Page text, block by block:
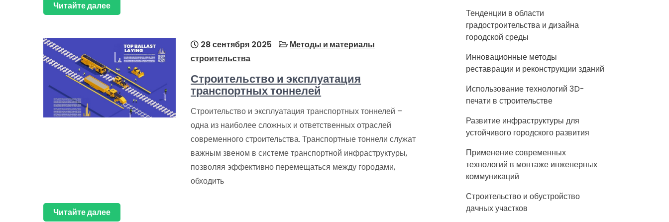
Читайте далее
28 сентября 2025
Методы и материалы
строительства
Строительство и эксплуатация
транспортных тоннелей
Строительство и эксплуатация транспортных тоннелей –
одна из наиболее сложных и ответственных отраслей
современного строительства. Транспортные тоннели служат
важным звеном в системе транспортной инфраструктуры,
позволяя эффективно перемещаться между городами,
обходить
Читайте далее
Тенденции в области
градостроительства и дизайна
городской среды
Инновационные методы
реставрации и реконструкции зданий
Использование технологий 3D-
печати в строительстве
Развитие инфраструктуры для
устойчивого городского развития
Применение современных
технологий в монтаже инженерных
коммуникаций
Строительство и обустройство
дачных участков